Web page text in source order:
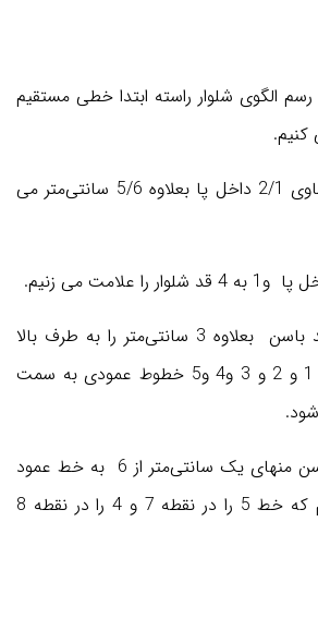
الگوی شلوار راسته ابتدا خطی مستقیم
کنیم.
1 به 2= قد زانو و مساوی 2/1 داخل پا بعلاوه 5/6 سانتی‌متر می
3 به 5 برابر با 4/1 قد باسن بعلاوه 3 سانتی‌متر را به طرف بالا
مشخص کرده از نقاط 1 و 2 و 3 و4 و5 خطوط عمودی به سمت
3 به 6 مساوی دور باسن منهای یک سانتی‌متر از 6 به خط عمود
شده 4 گونیا می کنیم که خط 5 را در نقطه 7 و 4 را در نقطه 8